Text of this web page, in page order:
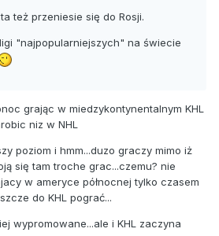
też przeniesie się do Rosji.
"najpopularniejszych" na świecie
grając w miedzykontynentalnym KHL
niz w NHL
poziom i hmm...duzo graczy mimo iż
się tam troche grac...czemu? nie
w ameryce północnej tylko czasem
do KHL pograć...
wypromowane...ale i KHL zaczyna